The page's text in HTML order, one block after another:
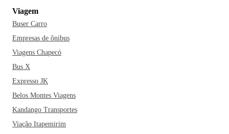
Viagem
Buser Carro
Empresas de ônibus
Viagens Chapecó
Bus X
Expresso JK
Belos Montes Viagens
Kandango Transportes
Viação Itapemirim